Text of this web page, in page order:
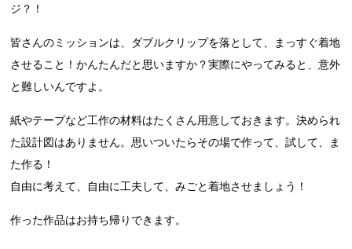
ジ？！
皆さんのミッションは、ダブルクリップを落として、まっすぐ着地
させること！かんたんだと思いますか？実際にやってみると、意外
と難しいんですよ。
紙やテープなど工作の材料はたくさん用意しておきます。決められ
た設計図はありません。思いついたらその場で作って、試して、ま
た作る！
自由に考えて、自由に工夫して、みごと着地させましょう！
作った作品はお持ち帰りできます。